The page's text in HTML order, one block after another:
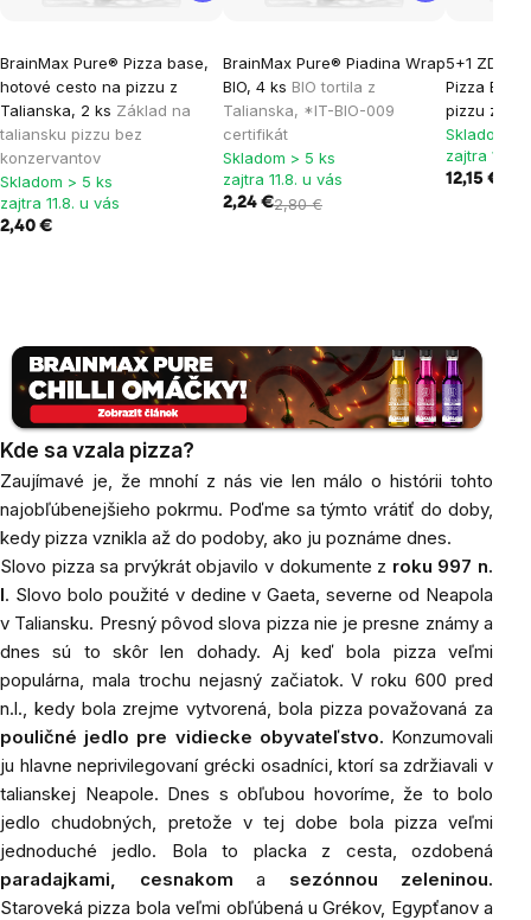
BrainMax Pure® Pizza base,
hotové cesto na pizzu z
Talianska, 2 ks Základ na
taliansku pizzu bez
konzervantov
Skladom > 5 ks
zajtra 11.8. u vás
2,40 €
BrainMax Pure® Piadina Wrap
BIO, 4 ks BIO tortila z
Talianska, *IT-BIO-009
certifikát
Skladom > 5 ks
zajtra 11.8. u vás
2,24 €2,80 €
5+1
Pizza
pizzu z
Skladom >
zajtra 11.8.
12,15 €
Kde sa vzala pizza?
Zaujímavé je, že mnohí z nás vie len málo o histórii tohto
najobľúbenejšieho pokrmu. Poďme sa týmto vrátiť do doby,
kedy pizza vznikla až do podoby, ako ju poznáme dnes.
Slovo pizza sa prvýkrát objavilo v dokumente z roku 997 n.
l. Slovo bolo použité v dedine v Gaeta, severne od Neapola
v Taliansku. Presný pôvod slova pizza nie je presne známy a
dnes sú to skôr len dohady. Aj keď bola pizza veľmi
populárna, mala trochu nejasný začiatok. V roku 600 pred
n.l., kedy bola zrejme vytvorená, bola pizza považovaná za
pouličné jedlo pre vidiecke obyvateľstvo. Konzumovali
ju hlavne neprivilegovaní grécki osadníci, ktorí sa zdržiavali v
talianskej Neapole. Dnes s obľubou hovoríme, že to bolo
jedlo chudobných, pretože v tej dobe bola pizza veľmi
jednoduché jedlo. Bola to placka z cesta, ozdobená
paradajkami, cesnakom a sezónnou zeleninou.
Staroveká pizza bola veľmi obľúbená u Grékov, Egypťanov a